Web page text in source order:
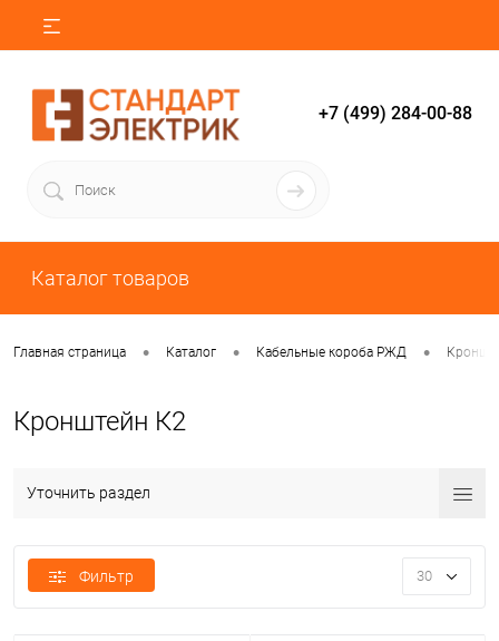
+7 (499) 284-00-88
Каталог товаров
Главная страница • Каталог • Кабельные короба РЖД •
Кронштейн К2
Уточнить раздел
Фильтр 30